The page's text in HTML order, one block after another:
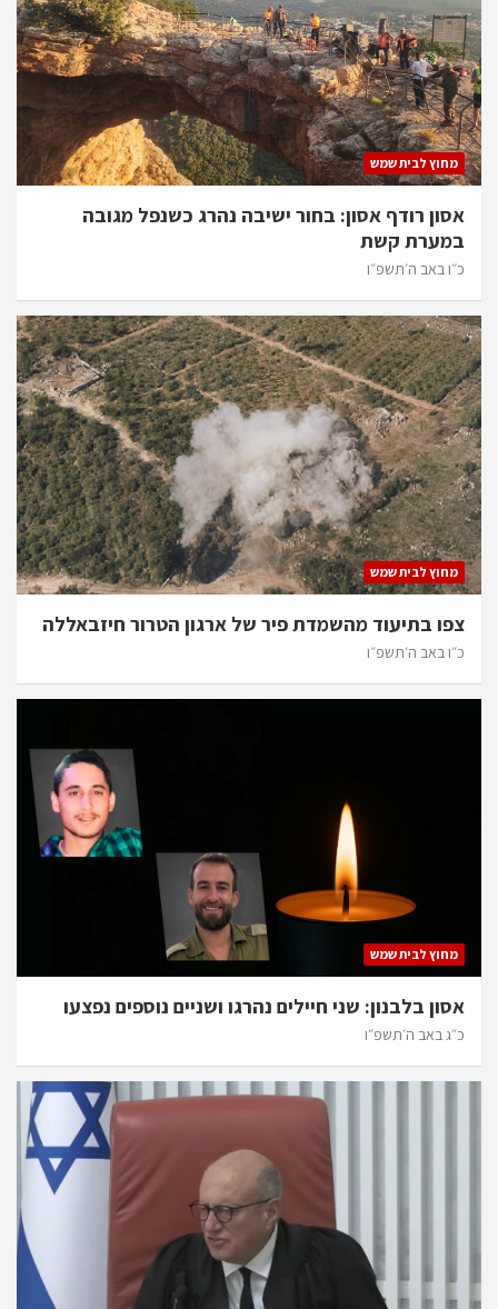
מחוץ לבית שמש
אסון רודף אסון: בחור ישיבה נהרג כשנפל מגובה
במערת קשת
כ״ו באב ה׳תשפ״ו
מחוץ לבית שמש
צפו בתיעוד מהשמדת פיר של ארגון הטרור חיזבאללה
כ״ו באב ה׳תשפ״ו
מחוץ לבית שמש
אסון בלבנון: שני חיילים נהרגו ושניים נוספים נפצעו
כ״ג באב ה׳תשפ״ו